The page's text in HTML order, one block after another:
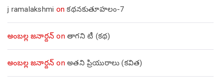
j ramalakshmi onకథనకుతూహలం-7
అంబల్ల జనార్దన్ on తాగని టీ (కథ)
అంబల్ల జనార్దన్ on అతని ప్రియురాలు (కవిత)